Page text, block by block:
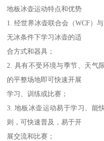
地板冰壶运动特点和优势
1. 经世界冰壶联合会（WCF）
无冰条件下学习冰壶的适
合方式和器具；
2. 具有不受环境与季节、天气
的平整场地即可快速开展
学习、训练或比赛；
3. 地板冰壶运动易于学习、能
则，可快速普及，易于开
展交流和比赛；